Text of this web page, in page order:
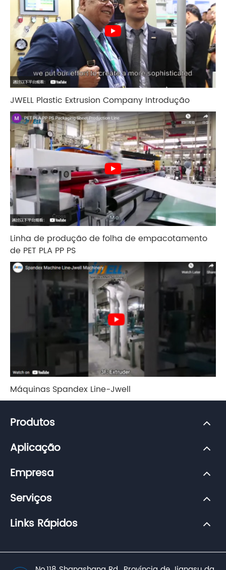
JWELL Plastic Extrusion Company Introdução
Linha de produção de folha de empacotamento
de PET PLA PP PS
Máquinas Spandex Line-Jwell
Produtos
Aplicação
Empresa
Serviços
Links Rápidos